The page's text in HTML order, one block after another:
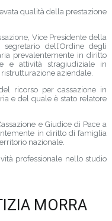
qualità della prestazione
Vice Presidente della
dell’Ordine degli
prevalentemente in diritto
e attività stragiudiziale in
aziendale.
ricorso per cassazione in
e del quale è stato relatore
e Giudice di Pace a
in diritto di famiglia
nazionale.
professionale nello studio
MORRA